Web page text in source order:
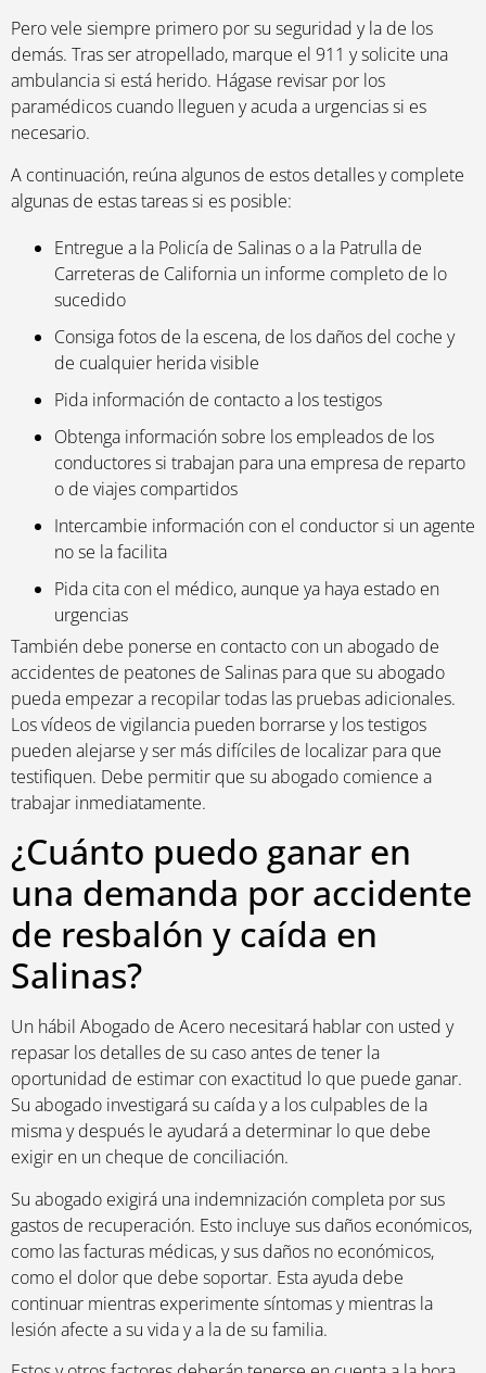
Pero vele siempre primero por su seguridad y la de los
demás. Tras ser atropellado, marque el 911 y solicite una
ambulancia si está herido. Hágase revisar por los
paramédicos cuando lleguen y acuda a urgencias si es
necesario.
A continuación, reúna algunos de estos detalles y complete
algunas de estas tareas si es posible:
Entregue a la Policía de Salinas o a la Patrulla de
Carreteras de California un informe completo de lo
sucedido
Consiga fotos de la escena, de los daños del coche y
de cualquier herida visible
Pida información de contacto a los testigos
Obtenga información sobre los empleados de los
conductores si trabajan para una empresa de reparto
o de viajes compartidos
Intercambie información con el conductor si un agente
no se la facilita
Pida cita con el médico, aunque ya haya estado en
urgencias
También debe ponerse en contacto con un abogado de
accidentes de peatones de Salinas para que su abogado
pueda empezar a recopilar todas las pruebas adicionales.
Los vídeos de vigilancia pueden borrarse y los testigos
pueden alejarse y ser más difíciles de localizar para que
testifiquen. Debe permitir que su abogado comience a
trabajar inmediatamente.
¿Cuánto puedo ganar en
una demanda por accidente
de resbalón y caída en
Salinas?
Un hábil Abogado de Acero necesitará hablar con usted y
repasar los detalles de su caso antes de tener la
oportunidad de estimar con exactitud lo que puede ganar.
Su abogado investigará su caída y a los culpables de la
misma y después le ayudará a determinar lo que debe
exigir en un cheque de conciliación.
Su abogado exigirá una indemnización completa por sus
gastos de recuperación. Esto incluye sus daños económicos,
como las facturas médicas, y sus daños no económicos,
como el dolor que debe soportar. Esta ayuda debe
continuar mientras experimente síntomas y mientras la
lesión afecte a su vida y a la de su familia.